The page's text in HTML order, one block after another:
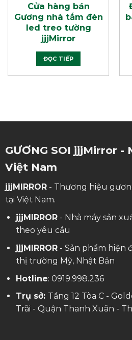
Cửa hàng bán
Gương nhà tắm đèn
led treo tường
jjjMirror
ĐỌC TIẾP
GƯƠNG SOI jjjMirror -
Việt Nam
jjjMIRROR- Thương hiệu
tại Việt Nam.
jjjMIRROR- Nhà máy sản
theo yêu cầu
jjjMIRROR- Sản phẩm hiện
thị trường Mỹ, Nhật Bản
Hotline: 0919.998.236
Trụ sở: Tầng 12 Tòa C -
Trãi - Quận Thanh Xuân -